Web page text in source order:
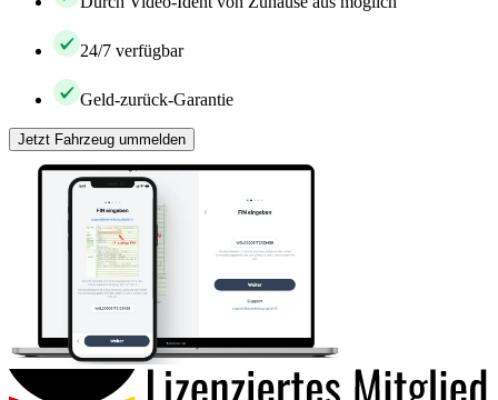
24/7 verfügbar
Geld-zurück-Garantie
Jetzt Fahrzeug ummelden